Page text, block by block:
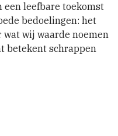
een leefbare toekomst
bedoelingen: het
wij waarde noemen
betekent schrappen